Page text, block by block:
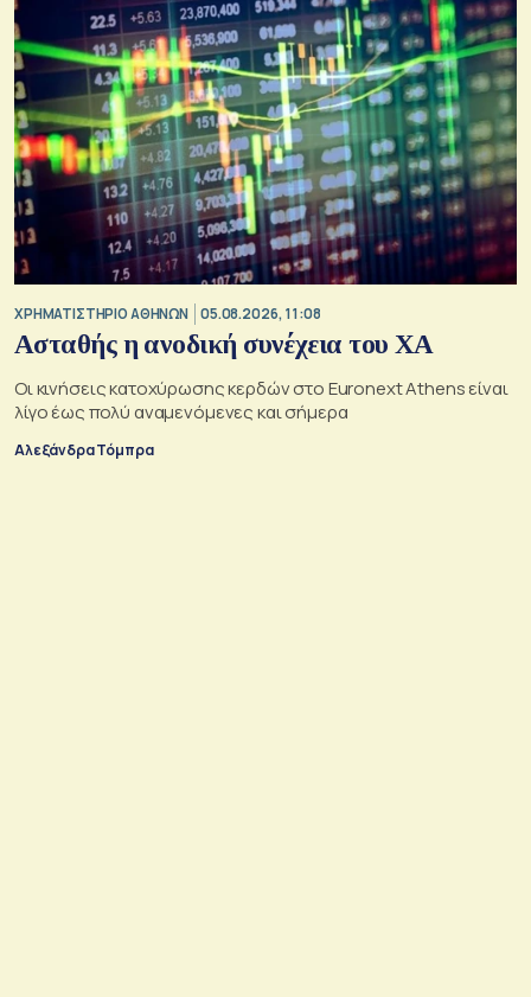
XΡΗΜΑΤΙΣΤΗΡΙΟ ΑΘΗΝΩΝ 05.08.2026, 11:08
Ασταθής η ανοδική συνέχεια του ΧΑ
Οι κινήσεις κατοχύρωσης κερδών στο Euronext Athens είναι
λίγο έως πολύ αναμενόμενες και σήμερα
Αλεξάνδρα Τόμπρα